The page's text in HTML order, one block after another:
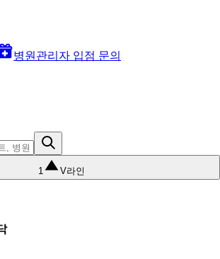
병원관리자 입점 문의
1 V라인